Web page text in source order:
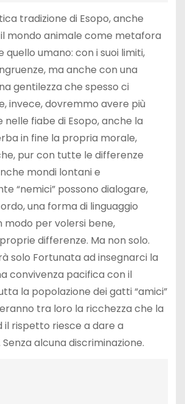
tradizione di Esopo, anche
mondo animale come metafora
umano: con i suoi limiti,
ma anche con una
gentilezza che spesso ci
invece, dovremmo avere più
nelle fiabe di Esopo, anche la
in fine la propria morale,
pur con tutte le differenze
mondi lontani e
“nemici” possono dialogare,
una forma di linguaggio
modo per volersi bene,
differenze. Ma non solo.
solo Fortunata ad insegnarci la
convivenza pacifica con il
la popolazione dei gatti “amici”
tra loro la ricchezza che la
il rispetto riesce a dare a
alcuna discriminazione.